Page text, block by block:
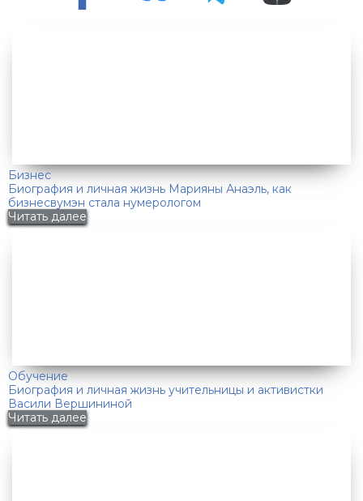
Бизнес
Биография и личная жизнь Марияны Анаэль, как
бизнесвумэн стала нумерологом
Читать далее
Обучение
Биография и личная жизнь учительницы и активистки
Васили Вершининой
Читать далее